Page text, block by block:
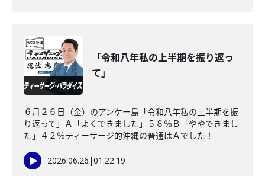
「令和八年私の上半期を振り返っ
て」
６月２６日（金）のアンケー島「令和八年私の上半期を振
り返って」Ａ「よくできました」５８％Ｂ「ややできまし
た」４２％ティーサージ的沖縄の普通はＡでした！
2026.06.26 |01:22:19